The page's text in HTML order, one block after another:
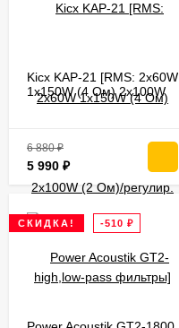
Kicx KAP-21 [RMS: 2x60W
1x150W (4 Ом) 2x100W
(2 Ом)/регулир. high,low-
6 880₽
5 990 ₽
СКИДКА! -510 ₽